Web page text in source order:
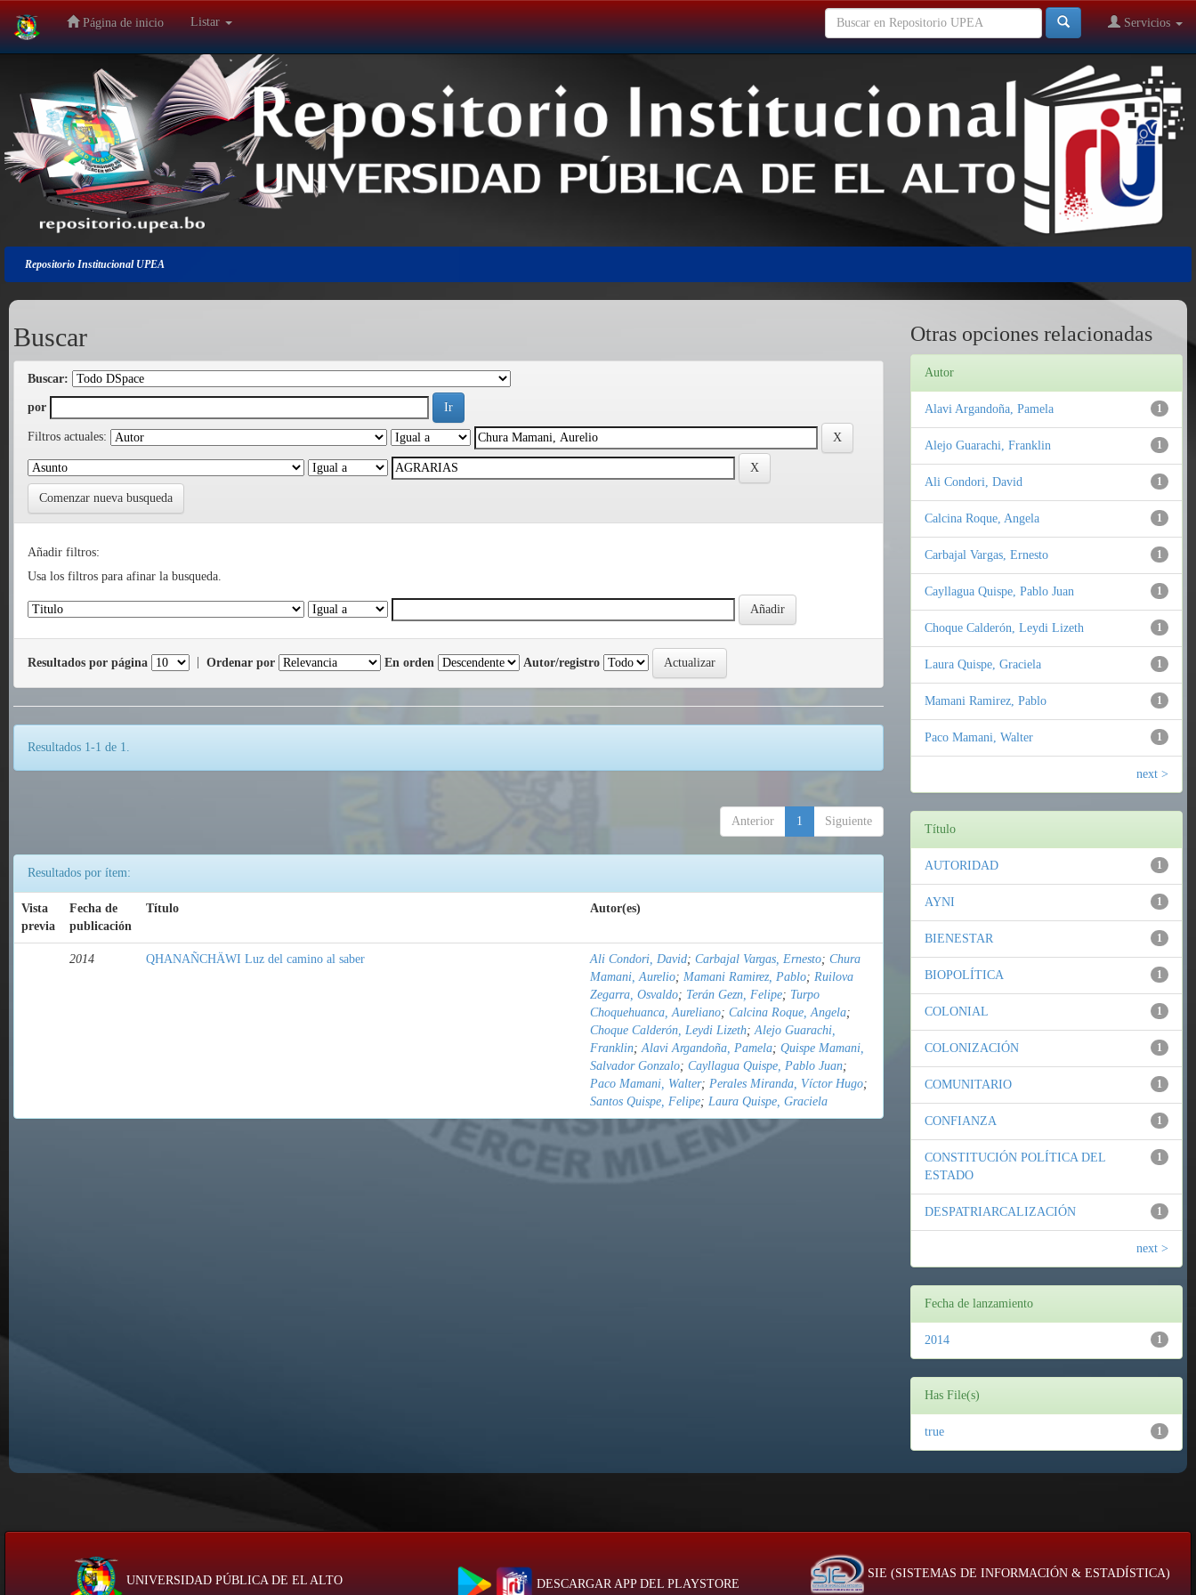
Salir
navegación
Página de inicio Listar Servicios
Repositorio Institucional UPEA
Buscar
Buscar:
por
Filtros actuales:
Comenzar nueva busqueda
Añadir filtros:
Usa los filtros para afinar la busqueda.
Resultados por página Ordenar por En orden Autor/registro
Resultados 1-1 de 1.
Anterior 1 Siguiente
Resultados por ítem:
Vista
previa
Fecha de
publicación
Título Autor(es)
2014 QHANAÑCHÄWI Luz del camino al saber Ali Condori, David; Carbajal Vargas, Ernesto; Chura
Mamani, Aurelio; Mamani Ramirez, Pablo; Ruilova
Zegarra, Osvaldo; Terán Gezn, Felipe; Turpo
Choquehuanca, Aureliano; Calcina Roque, Angela;
Choque Calderón, Leydi Lizeth;Alejo Guarachi,
Franklin;Alavi Argandoña, Pamela; Quispe Mamani,
Salvador Gonzalo; Cayllagua Quispe, Pablo Juan;
Paco Mamani, Walter; Perales Miranda, Víctor Hugo;
Santos Quispe, Felipe; Laura Quispe, Graciela
Otras opciones relacionadas
Autor
1
Alavi Argandoña, Pamela
1
Alejo Guarachi, Franklin
1
Ali Condori, David
1
Calcina Roque, Angela
1
Carbajal Vargas, Ernesto
1
Cayllagua Quispe, Pablo Juan
1
Choque Calderón, Leydi Lizeth
1
Laura Quispe, Graciela
1
Mamani Ramirez, Pablo
1
Paco Mamani, Walter
next >
Título
1
AUTORIDAD
1
AYNI
1
BIENESTAR
1
BIOPOLÍTICA
1
COLONIAL
1
COLONIZACIÓN
1
COMUNITARIO
1
CONFIANZA
1
CONSTITUCIÓN POLÍTICA DEL
ESTADO
1
DESPATRIARCALIZACIÓN
next >
Fecha de lanzamiento
1
2014
Has File(s)
1
true
UNIVERSIDAD PÚBLICA DE EL ALTO DESCARGAR APP DEL PLAYSTORE
SIE (SISTEMAS DE INFORMACIÓN & ESTADÍSTICA)